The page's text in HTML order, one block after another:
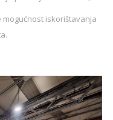
mogućnost iskorištavanja